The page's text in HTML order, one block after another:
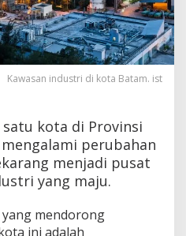
Kawasan industri di kota Batam. ist
kota di Provinsi
perubahan
menjadi pusat
yang maju.
mendorong
ini adalah